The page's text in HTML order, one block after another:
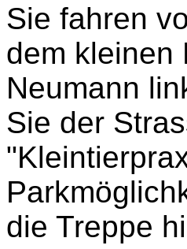
Sie fahren
dem kleinen
Neumann
Sie der
die Treppe